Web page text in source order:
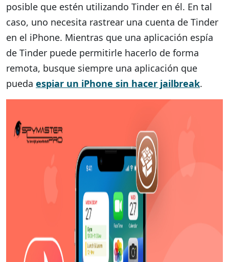
posible que estén utilizando Tinder en él. En tal
caso, uno necesita rastrear una cuenta de Tinder
en el iPhone. Mientras que una aplicación espía
de Tinder puede permitirle hacerlo de forma
remota, busque siempre una aplicación que
pueda espiar un iPhone sin hacer jailbreak.